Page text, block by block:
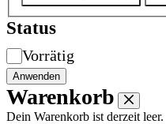
Status
Verfügbarkeit
Vorrätig
Anwenden
Warenkorb
Dein Warenkorb ist derzeit leer.